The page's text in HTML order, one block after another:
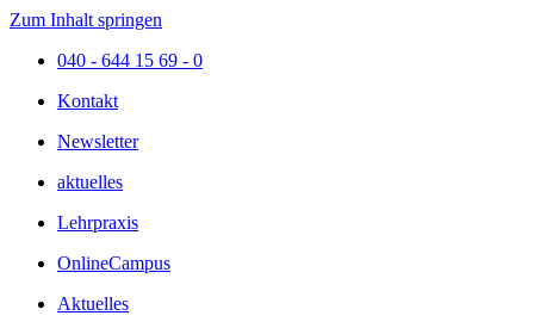
Zum Inhalt springen
040 - 644 15 69 - 0
Kontakt
Newsletter
aktuelles
Lehrpraxis
OnlineCampus
Aktuelles